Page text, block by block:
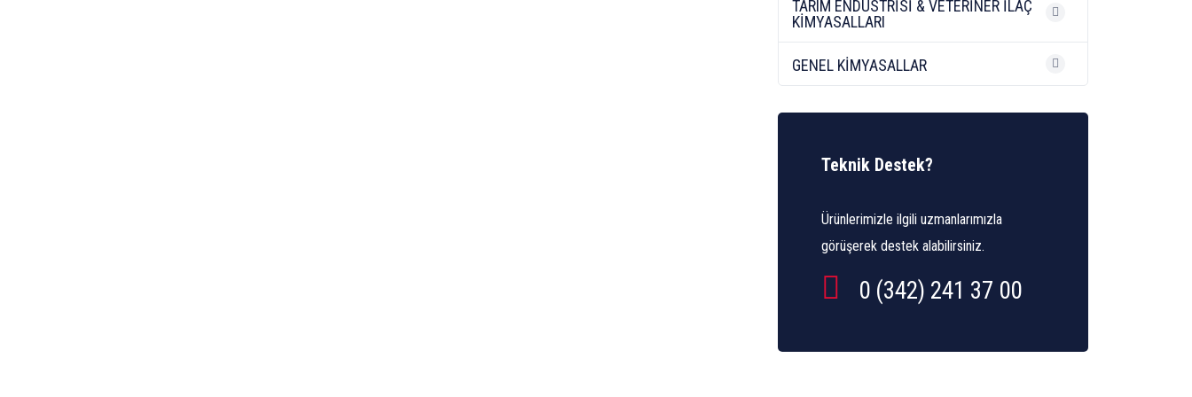
TARIM ENDÜSTRİSİ & VETERİNER İLAÇ
KİMYASALLARI
GENEL KİMYASALLAR
Teknik Destek?
Ürünlerimizle ilgili uzmanlarımızla
görüşerek destek alabilirsiniz.
0 (342) 241 37 00